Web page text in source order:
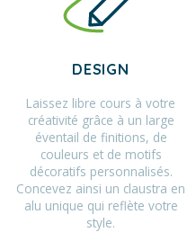
DESIGN
Laissez libre cours à votre
créativité grâce à un large
éventail de finitions, de
couleurs et de motifs
décoratifs personnalisés.
Concevez ainsi un claustra en
alu unique qui reflète votre
style.